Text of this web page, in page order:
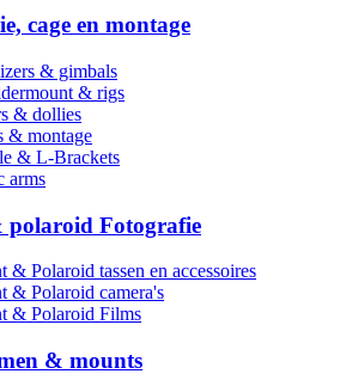
cage en montage
& gimbals
& rigs
& dollies
& montage
& L-Brackets
arms
polaroid Fotografie
& Polaroid tassen en accessoires
& Polaroid camera's
& Polaroid Films
& mounts